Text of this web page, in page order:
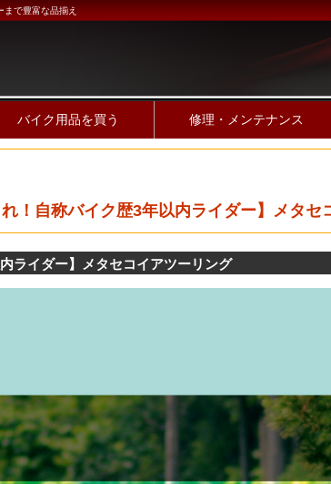
で豊富な品揃え
バイク用品を買う 修理・メンテナンス
！自称バイク歴3年以内ライダー】メタセ
ライダー】メタセコイアツーリング